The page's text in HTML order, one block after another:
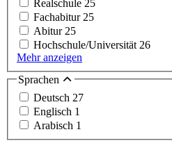
Realschule 25
Fachabitur 25
Abitur 25
Hochschule/Universität 26
Mehr anzeigen
Sprachen
Deutsch 27
Englisch 1
Arabisch 1